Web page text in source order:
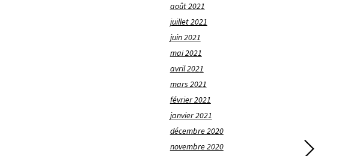
août 2021
juillet 2021
juin 2021
mai 2021
avril 2021
mars 2021
février 2021
janvier 2021
décembre 2020
novembre 2020